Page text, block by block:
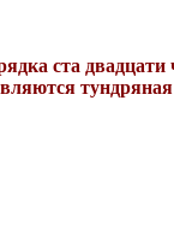
ста